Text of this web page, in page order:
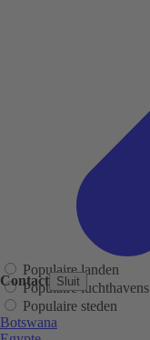
Contact Sluit
Populaire landen
Populaire luchthavens
Populaire steden
Botswana